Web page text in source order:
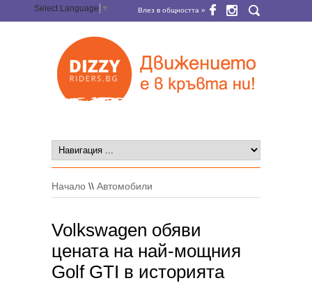
Select Language ▼ Влез в общността »
Начало \\ Автомобили
Volkswagen обяви
цената на най-мощния
Golf GTI в историята